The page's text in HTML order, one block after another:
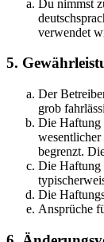
Du nimmst
verwendet
5.
Der
grob
Die Haftung
begrenzt.
Die Haftung
Die
Ansprüche